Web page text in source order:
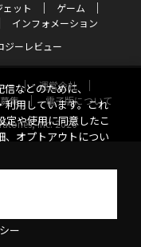
ェット
ゲーム
インフォメーション
ジーレビュー
ー
運営会社
集
電子版について
Inc. 2026
などのために、
利用しています。これ
定や使用に同意したこ
、オプトアウトについ
ー